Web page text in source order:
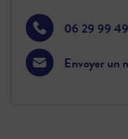
06 29 99
Envoyer un